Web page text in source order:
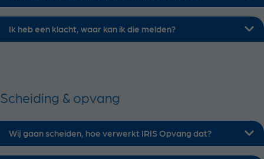
Ik heb een klacht, waar kan ik die melden?
Scheiding & opvang
Wij gaan scheiden, hoe verwerkt IRIS Opvang dat?